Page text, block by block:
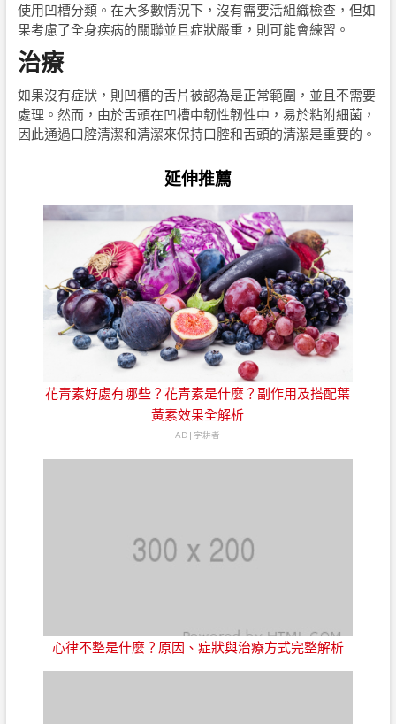
使用凹槽分類。在大多數情況下，沒有需要活組織檢查，但如
果考慮了全身疾病的關聯並且症狀嚴重，則可能會練習。
治療
如果沒有症狀，則凹槽的舌片被認為是正常範圍，並且不需要
處理。然而，由於舌頭在凹槽中韌性韌性中，易於粘附細菌，
因此通過口腔清潔和清潔來保持口腔和舌頭的清潔是重要的。
延伸推薦
花青素好處有哪些？花青素是什麼？副作用及搭配葉
黃素效果全解析
AD | 字耕者
心律不整是什麼？原因、症狀與治療方式完整解析